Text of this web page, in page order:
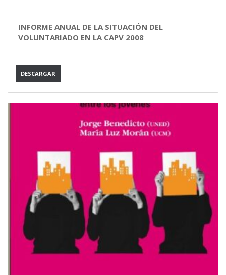
INFORME ANUAL DE LA SITUACIÓN DEL
VOLUNTARIADO EN LA CAPV 2008
DESCARGAR